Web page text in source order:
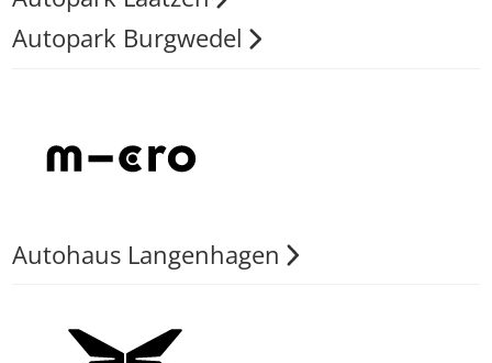
Autopark Burgwedel
Autohaus Langenhagen